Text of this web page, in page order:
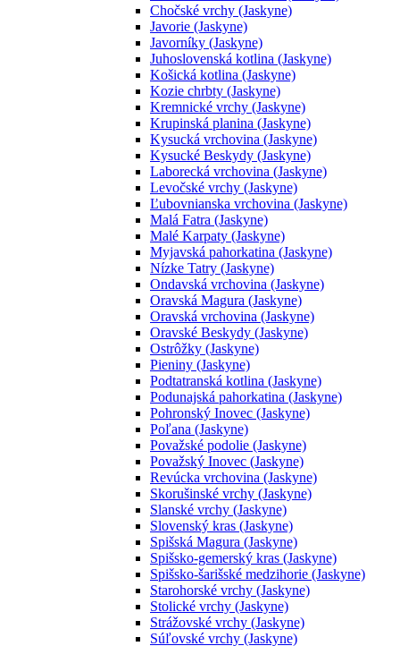
Chočské vrchy (Jaskyne)
Javorie (Jaskyne)
Javorníky (Jaskyne)
Juhoslovenská kotlina (Jaskyne)
Košická kotlina (Jaskyne)
Kozie chrbty (Jaskyne)
Kremnické vrchy (Jaskyne)
Krupinská planina (Jaskyne)
Kysucká vrchovina (Jaskyne)
Kysucké Beskydy (Jaskyne)
Laborecká vrchovina (Jaskyne)
Levočské vrchy (Jaskyne)
Ľubovnianska vrchovina (Jaskyne)
Malá Fatra (Jaskyne)
Malé Karpaty (Jaskyne)
Myjavská pahorkatina (Jaskyne)
Nízke Tatry (Jaskyne)
Ondavská vrchovina (Jaskyne)
Oravská Magura (Jaskyne)
Oravská vrchovina (Jaskyne)
Oravské Beskydy (Jaskyne)
Ostrôžky (Jaskyne)
Pieniny (Jaskyne)
Podtatranská kotlina (Jaskyne)
Podunajská pahorkatina (Jaskyne)
Pohronský Inovec (Jaskyne)
Poľana (Jaskyne)
Považské podolie (Jaskyne)
Považský Inovec (Jaskyne)
Revúcka vrchovina (Jaskyne)
Skorušinské vrchy (Jaskyne)
Slanské vrchy (Jaskyne)
Slovenský kras (Jaskyne)
Spišská Magura (Jaskyne)
Spišsko-gemerský kras (Jaskyne)
Spišsko-šarišské medzihorie (Jaskyne)
Starohorské vrchy (Jaskyne)
Stolické vrchy (Jaskyne)
Strážovské vrchy (Jaskyne)
Súľovské vrchy (Jaskyne)